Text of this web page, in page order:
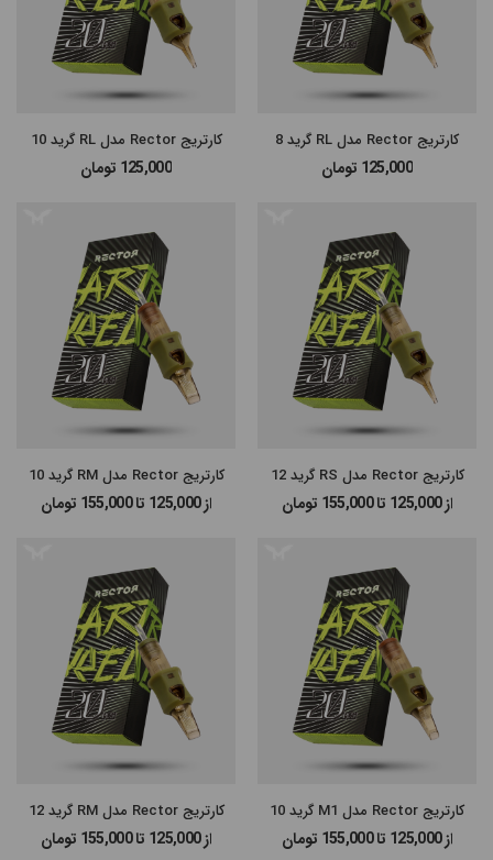
کارتریج Rector مدل RL گرید 8
125,000 تومان
کارتریج Rector مدل RL گرید 10
125,000 تومان
کارتریج Rector مدل RS گرید 12
از 125,000 تا 155,000 تومان
کارتریج Rector مدل RM گرید 10
از 125,000 تا 155,000 تومان
کارتریج Rector مدل M1 گرید 10
از 125,000 تا 155,000 تومان
کارتریج Rector مدل RM گرید 12
از 125,000 تا 155,000 تومان